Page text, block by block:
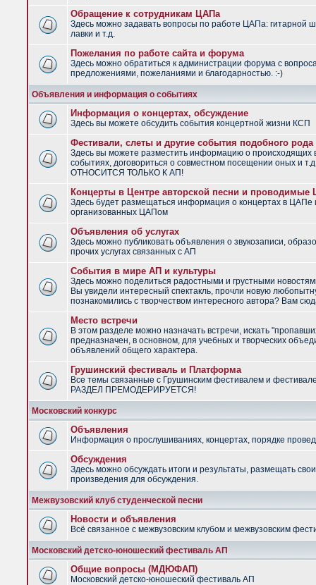
Обращение к сотрудникам ЦАПа
Здесь можно задавать вопросы по работе ЦАПа: гитарной
лавки и т.д.
Пожелания по работе сайта и форума
Здесь можно обратиться к администрации форума с
предложениями, пожеланиями и благодарностью. :-)
Объявления и информация о событиях
Информация о концертах, обсуждение
Здесь вы можете обсудить события концертной жизни КСП
Фестивали, слеты и другие события подобного рода
Здесь вы можете разместить информацию о
событиях, договориться о совместном посещении оных и
ОТНОСИТСЯ ТОЛЬКО К АП!
Концерты в Центре авторской песни и
Здесь будет размещаться информация о концертах в ЦАПе
организованных ЦАПом
Объявления об услугах
Здесь можно публиковать объявления о звукозаписи,
прочих услугах связанных с АП
События в мире АП и культуры
Здесь можно поделиться радостными и грустными
Вы увидели интересный спектакль, прочли новую
познакомились с творчеством интересного автора? Вам
Место встречи
В этом разделе можно назначать встречи, искать
предназначен, в основном, для учебных и творческих
объявлений общего характера.
Грушинский фестиваль и Платформа
Все темы связанные с Грушинским фестивалем и
РАЗДЕЛ ПРЕМОДЕРИРУЕТСЯ!
Московский конкурс
Объявления
Информация о прослушиваниях, концертах, порядке
Обсуждения
Здесь можно обсуждать итоги и результаты, размещать
произведения для обсуждения.
Межвузовский клуб студенческой песни
Новости и объявления
Всё связанное с межвузовским клубом и межвузовским
Московский детско-юношеский фестиваль АП
Общие вопросы (МДЮФАП)
Московский детско-юношеский фестиваль АП